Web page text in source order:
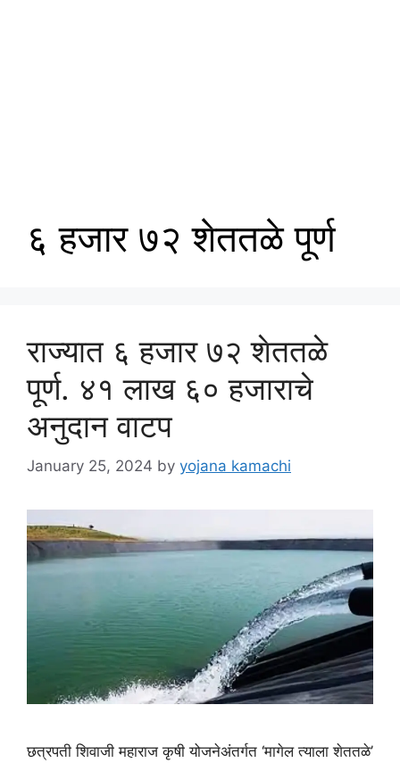
६ हजार ७२ शेततळे पूर्ण
राज्यात ६ हजार ७२ शेततळे
पूर्ण. ४१ लाख ६० हजाराचे
अनुदान वाटप
January 25, 2024 by yojana kamachi
छत्रपती शिवाजी महाराज कृषी योजनेअंतर्गत ‘मागेल त्याला शेततळे’